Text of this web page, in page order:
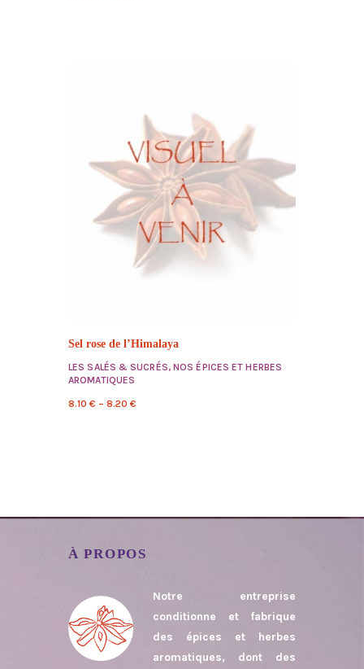
Sel rose de l’Himalaya
LES SALÉS & SUCRÉS,NOS ÉPICES ET HERBES
AROMATIQUES
8.10 € – 8.20 €
À PROPOS
Notre entreprise
conditionne et fabrique
des épices et herbes
aromatiques, dont des